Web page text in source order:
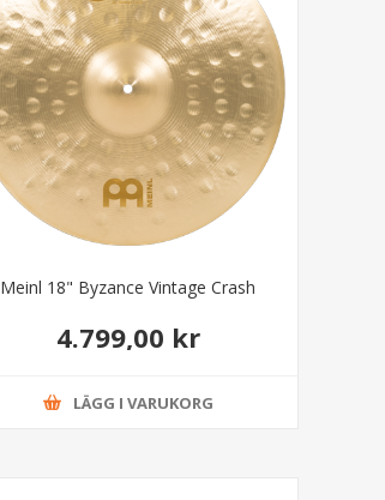
Meinl 18" Byzance Vintage Crash
4.799,00 kr
LÄGG I VARUKORG